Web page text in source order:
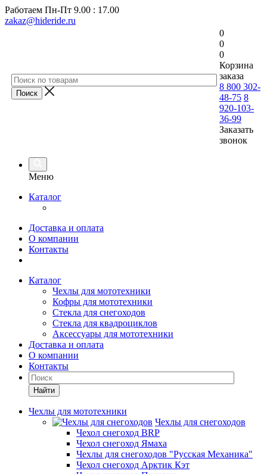
Работаем Пн-Пт 9.00 : 17.00
zakaz@hideride.ru
0
0
0
Корзина
заказа
8 800 302-
48-75 8
920-103-
36-99
Заказать
звонок
Меню
Каталог
Доставка и оплата
О компании
Контакты
Каталог
Чехлы для мототехники
Кофры для мототехники
Стекла для снегоходов
Стекла для квадроциклов
Аксессуары для мототехники
Доставка и оплата
О компании
Контакты
Найти
Чехлы для мототехники
Чехлы для снегоходов
Чехол снегоход BRP
Чехол снегоход Ямаха
Чехлы для снегоходов "Русская Механика"
Чехол снегоход Арктик Кэт